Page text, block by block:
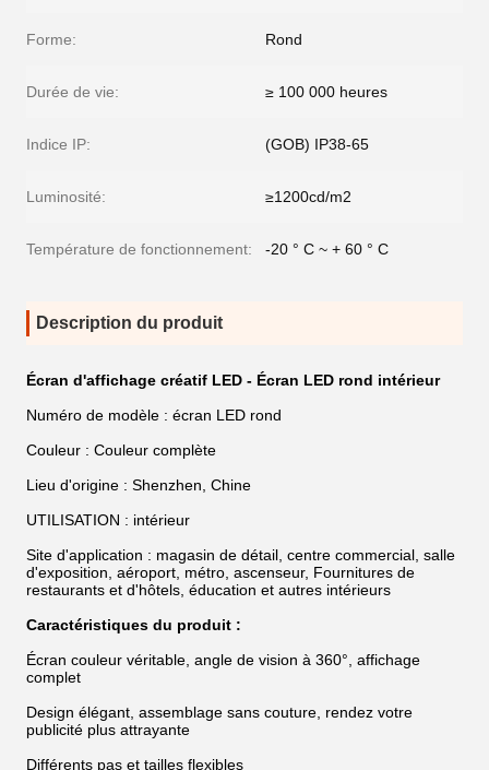
Forme: Rond
Durée de vie: ≥ 100 000 heures
Indice IP: (GOB) IP38-65
Luminosité: ≥1200cd/m2
Température de fonctionnement: -20 ° C ~ + 60 ° C
Description du produit
Écran d'affichage créatif LED - Écran LED rond intérieur
Numéro de modèle : écran LED rond
Couleur : Couleur complète
Lieu d'origine : Shenzhen, Chine
UTILISATION : intérieur
Site d'application : magasin de détail, centre commercial, salle
d'exposition, aéroport, métro, ascenseur, Fournitures de
restaurants et d'hôtels, éducation et autres intérieurs
Caractéristiques du produit :
Écran couleur véritable, angle de vision à 360°, affichage
complet
Design élégant, assemblage sans couture, rendez votre
publicité plus attrayante
Différents pas et tailles flexibles